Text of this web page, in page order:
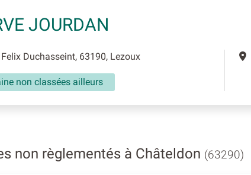
JOURDAN
Duchasseint, 63190, Lezoux
non classées ailleurs
non règlementés à Châteldon (63290)